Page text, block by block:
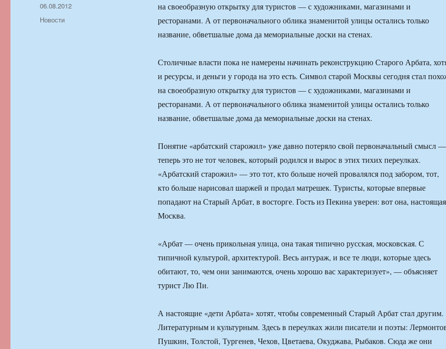
на своеобразную открытку для туристов — с художниками, магазинами и
ресторанами. А от первоначального облика знаменитой улицы остались только
название, обветшалые дома да мемориальные доски на стенах.
Столичные власти пока не намерены начинать реконструкцию Старого Арбата,
и ресурсы, и деньги у города на это есть. Символ старой Москвы сегодня стал
на своеобразную открытку для туристов — с художниками, магазинами и
ресторанами. А от первоначального облика знаменитой улицы остались только
название, обветшалые дома да мемориальные доски на стенах.
Понятие «арбатский старожил» уже давно потеряло свой первоначальный смысл —
теперь это не тот человек, который родился и вырос в этих тихих переулках.
«Арбатский старожил» — это тот, кто больше ночей провалялся под забором, тот,
кто больше нарисовал шаржей и продал матрешек. Туристы, которые впервые
попадают на Старый Арбат, в восторге. Гость из Пекина уверен: вот она, настоящая
Москва.
«Арбат — очень прикольная улица, она такая типично русская, московская. С
типичной культурой, архитектурой. Весь антураж, и все те люди, которые здесь
обитают, то, чем они занимаются, очень хорошо вас характеризует», — объясняет
турист Лю Пи.
А настоящие «дети Арбата» хотят, чтобы современный Старый Арбат стал другим.
Литературным и культурным. Здесь в переулках жили писатели и поэты:
Пушкин, Толстой, Тургенев, Чехов, Цветаева, Окуджава, Рыбаков. Сюда же они
Автор
Опубликовано
06.08.2012
Рубрики
Новости